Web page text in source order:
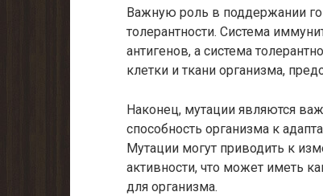
Важную роль в поддержании
толерантности. Система
антигенов, а система
клетки и ткани организма,
Наконец, мутации являются
способность организма к
Мутации могут приводить к
активности, что может иметь
для организма.